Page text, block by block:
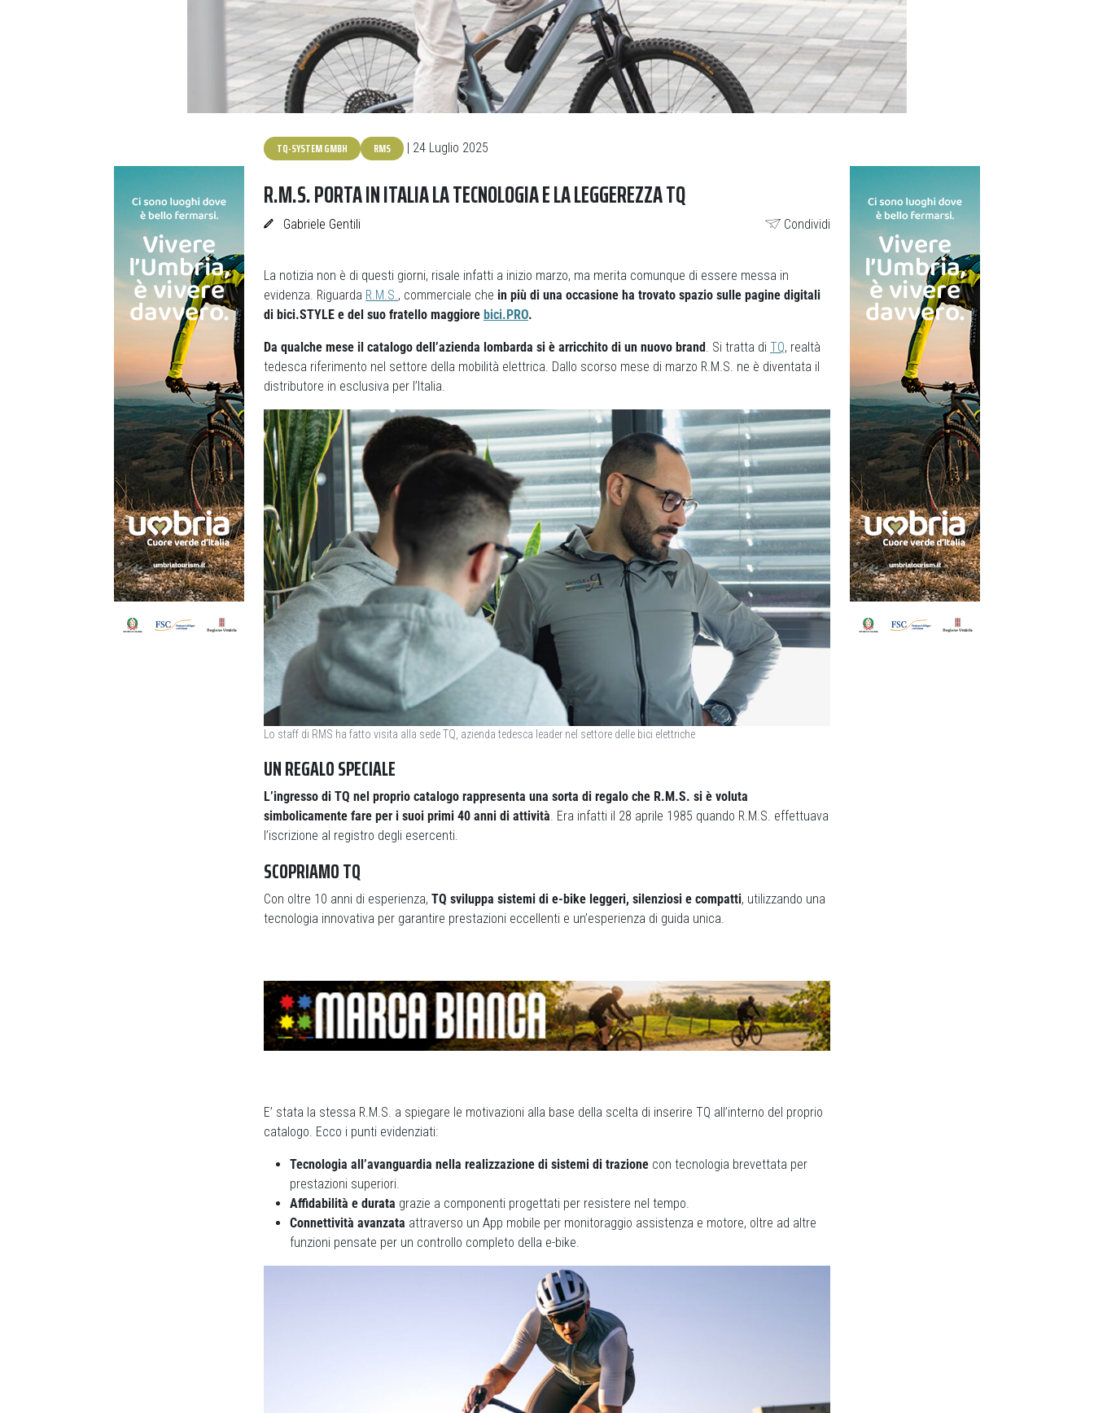
TQ-SYSTEM GMBH RMS | 24 Luglio 2025
R.M.S. PORTA IN ITALIA LA TECNOLOGIA E LA LEGGEREZZA TQ
Gabriele Gentili Condividi
La notizia non è di questi giorni, risale infatti a inizio marzo, ma merita comunque di essere messa in
evidenza. Riguarda R.M.S., commerciale che in più di una occasione ha trovato spazio sulle pagine digitali
di bici.STYLE e del suo fratello maggiore bici.PRO.
Da qualche mese il catalogo dell’azienda lombarda si è arricchito di un nuovo brand . Si tratta di TQ, realtà
tedesca riferimento nel settore della mobilità elettrica. Dallo scorso mese di marzo R.M.S. ne è diventata il
distributore in esclusiva per l’Italia.
Lo staff di RMS ha fatto visita alla sede TQ, azienda tedesca leader nel settore delle bici elettriche
UN REGALO SPECIALE
L’ingresso di TQ nel proprio catalogo rappresenta una sorta di regalo che R.M.S. si è voluta
simbolicamente fare per i suoi primi 40 anni di attività . Era infatti il 28 aprile 1985 quando R.M.S. effettuava
l’iscrizione al registro degli esercenti.
SCOPRIAMO TQ
Con oltre 10 anni di esperienza, TQ sviluppa sistemi di e-bike leggeri, silenziosi e compatti, utilizzando una
tecnologia innovativa per garantire prestazioni eccellenti e un’esperienza di guida unica.
E’ stata la stessa R.M.S. a spiegare le motivazioni alla base della scelta di inserire TQ all’interno del proprio
catalogo. Ecco i punti evidenziati:
Tecnologia all’avanguardia nella realizzazione di sistemi di trazione con tecnologia brevettata per
prestazioni superiori.
Affidabilità e durata grazie a componenti progettati per resistere nel tempo.
Connettività avanzata attraverso un App mobile per monitoraggio assistenza e motore, oltre ad altre
funzioni pensate per un controllo completo della e-bike.